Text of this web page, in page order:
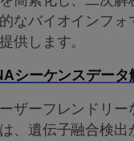
なバイオインフォ
供します。
シーケンスデータ
ザーフレンドリ
、遺伝子融合検